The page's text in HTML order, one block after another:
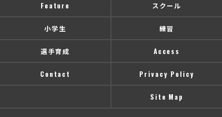
Feature スクール
小学生 練習
選手育成 Access
Contact Privacy Policy
Site Map